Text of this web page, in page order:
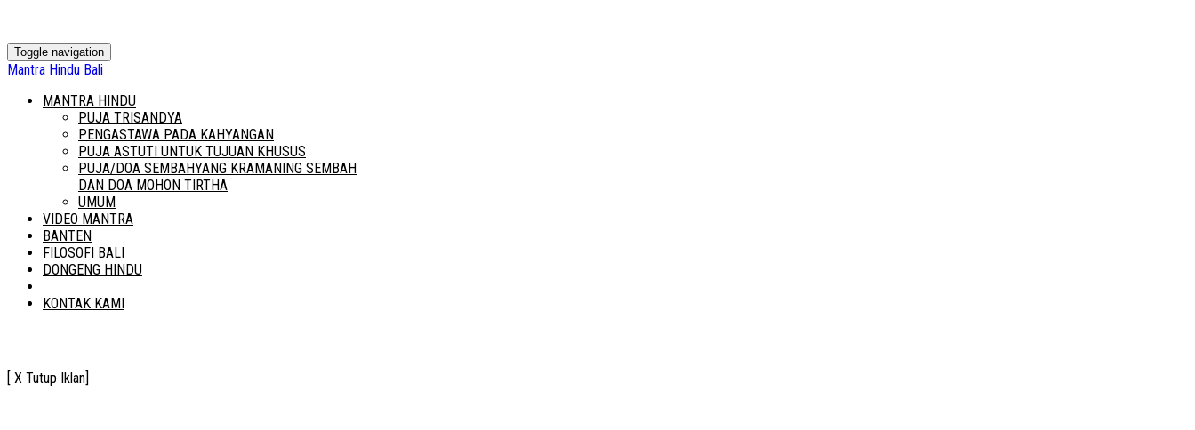
Toggle navigation
Mantra Hindu Bali
MANTRA HINDU
PUJA TRISANDYA
PENGASTAWA PADA KAHYANGAN
PUJA ASTUTI UNTUK TUJUAN KHUSUS
PUJA/DOA SEMBAHYANG KRAMANING SEMBAH
DAN DOA MOHON TIRTHA
UMUM
VIDEO MANTRA
BANTEN
FILOSOFI BALI
DONGENG HINDU
KONTAK KAMI
[ X Tutup Iklan]